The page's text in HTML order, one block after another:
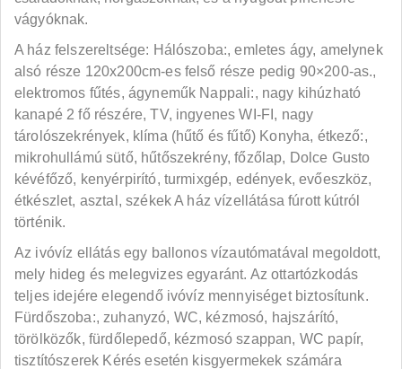
vágyóknak.
A ház felszereltsége: Hálószoba:, emletes ágy, amelynek
alsó része 120x200cm-es felső része pedig 90×200-as.,
elektromos fűtés, ágyneműk Nappali:, nagy kihúzható
kanapé 2 fő részére, TV, ingyenes WI-FI, nagy
tárolószekrények, klíma (hűtő és fűtő) Konyha, étkező:,
mikrohullámú sütő, hűtőszekrény, főzőlap, Dolce Gusto
kévéfőző, kenyérpirító, turmixgép, edények, evőeszköz,
étkészlet, asztal, székek A ház vízellátása fúrott kútról
történik.
Az ivóvíz ellátás egy ballonos vízautómatával megoldott,
mely hideg és melegvizes egyaránt. Az ottartózkodás
teljes idejére elegendő ivóvíz mennyiséget biztosítunk.
Fürdőszoba:, zuhanyzó, WC, kézmosó, hajszárító,
törölközők, fürdőlepedő, kézmosó szappan, WC papír,
tisztítószerek Kérés esetén kisgyermekek számára